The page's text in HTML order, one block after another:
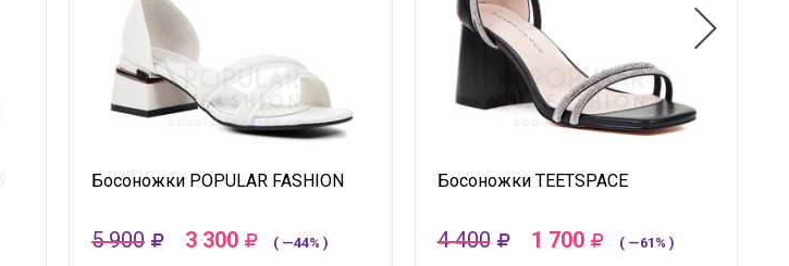
Босоножки POPULAR FASHION
5 900 3 300 ( —44% )
Босоножки TEETSPACE
4 400 1 700 ( —61% )